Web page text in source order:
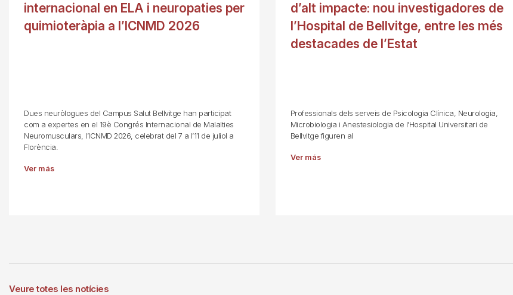
internacional en ELA i neuropaties per
quimioteràpia a l’ICNMD 2026
Dues neuròlogues del Campus Salut Bellvitge han participat
com a expertes en el 19è Congrés Internacional de Malalties
Neuromusculars, l’ICNMD 2026, celebrat del 7 a l’11 de juliol a
Florència.
Ver más
d’alt impacte: nou investigadores de
l’Hospital de Bellvitge, entre les més
destacades de l’Estat
Professionals dels serveis de Psicologia Clínica, Neurologia,
Microbiologia i Anestesiologia de l’Hospital Universitari de
Bellvitge figuren al
Ver más
Veure totes les notícies